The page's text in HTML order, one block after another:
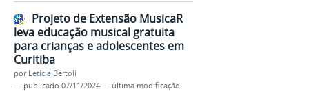
Projeto de Extensão MusicaR
leva educação musical gratuita
para crianças e adolescentes em
Curitiba
por Leticia Bertoli
— publicado 07/11/2024 — última modificação